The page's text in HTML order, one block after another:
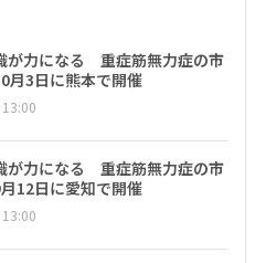
が力になる 重症筋無力症の市
月3日に熊本で開催
が力になる 重症筋無力症の市
12日に愛知で開催